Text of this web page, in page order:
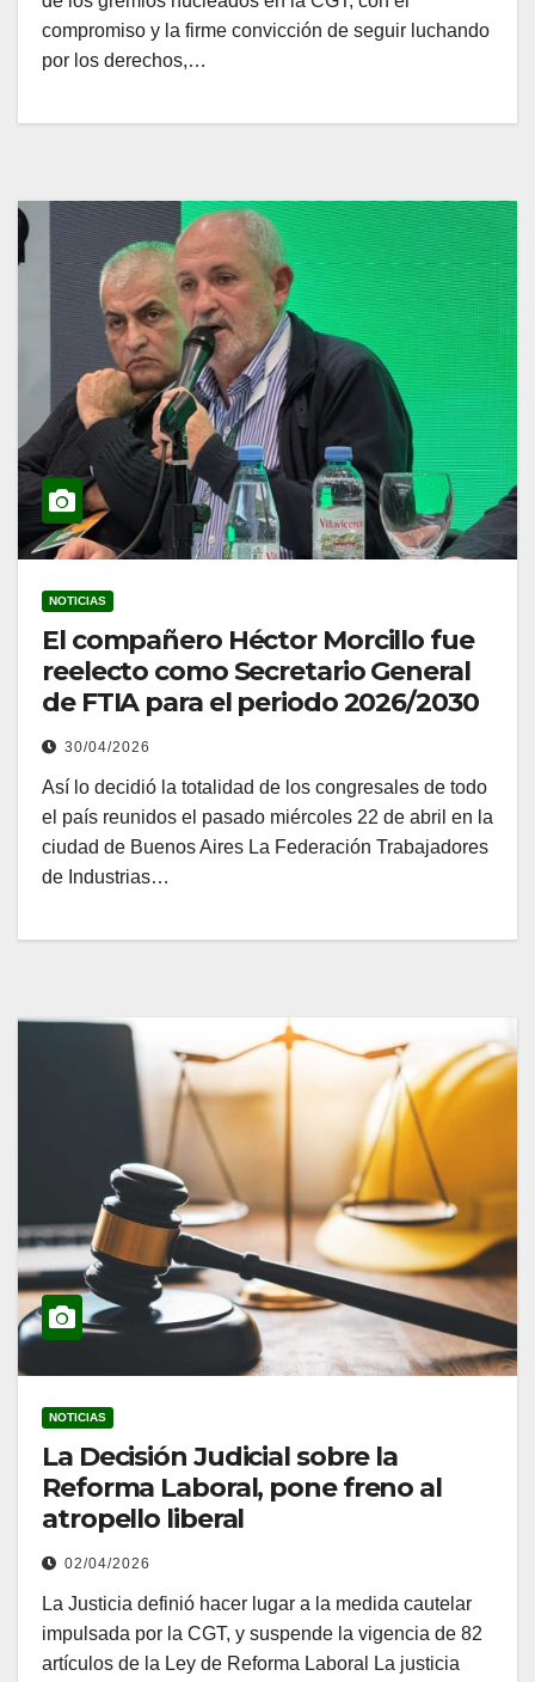
compromiso y la firme convicción de seguir luchando
por los derechos,…
NOTICIAS
El compañero Héctor Morcillo fue
reelecto como Secretario General
de FTIA para el periodo 2026/2030
30/04/2026
Así lo decidió la totalidad de los congresales de todo
el país reunidos el pasado miércoles 22 de abril en la
ciudad de Buenos Aires La Federación Trabajadores
de Industrias…
NOTICIAS
La Decisión Judicial sobre la
Reforma Laboral, pone freno al
atropello liberal
02/04/2026
La Justicia definió hacer lugar a la medida cautelar
impulsada por la CGT, y suspende la vigencia de 82
artículos de la Ley de Reforma Laboral La justicia